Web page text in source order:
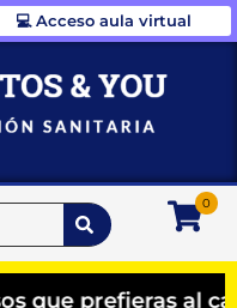
💻 Acceso aula virtual
0
prefieras al